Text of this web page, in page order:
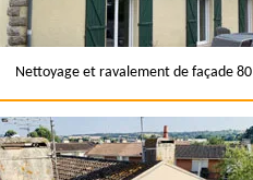
Nettoyage et ravalement de façade 80